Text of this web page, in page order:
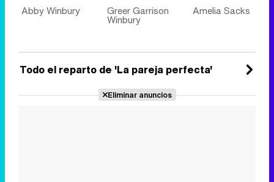
Abby Winbury Greer Garrison
Winbury
Amelia Sacks
Todo el reparto de 'La pareja perfecta'
Eliminar anuncios